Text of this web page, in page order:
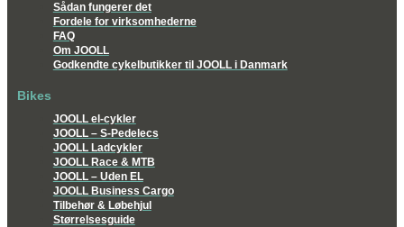
Sådan fungerer det
Fordele for virksomhederne
FAQ
Om JOOLL
Godkendte cykelbutikker til JOOLL i Danmark
Bikes
JOOLL el-cykler
JOOLL – S-Pedelecs
JOOLL Ladcykler
JOOLL Race & MTB
JOOLL – Uden EL
JOOLL Business Cargo
Tilbehør & Løbehjul
Størrelsesguide